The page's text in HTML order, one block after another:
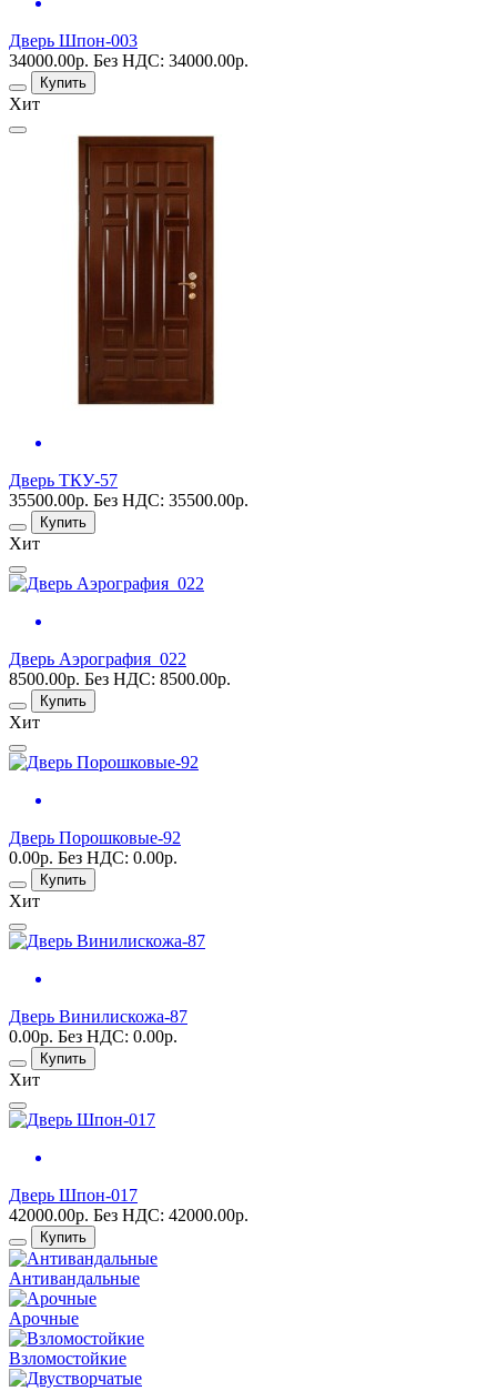
Дверь Шпон-003
34000.00р. Без НДС: 34000.00р.
Купить
Хит
Дверь ТКУ-57
35500.00р. Без НДС: 35500.00р.
Купить
Хит
Дверь Аэрография_022
8500.00р. Без НДС: 8500.00р.
Купить
Хит
Дверь Порошковые-92
0.00р. Без НДС: 0.00р.
Купить
Хит
Дверь Винилискожа-87
0.00р. Без НДС: 0.00р.
Купить
Хит
Дверь Шпон-017
42000.00р. Без НДС: 42000.00р.
Купить
Антивандальные
Арочные
Взломостойкие